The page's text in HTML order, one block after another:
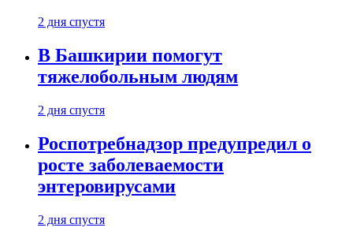
2 дня спустя
В Башкирии помогут
тяжелобольным людям
2 дня спустя
Роспотребнадзор предупредил о
росте заболеваемости
энтеровирусами
2 дня спустя